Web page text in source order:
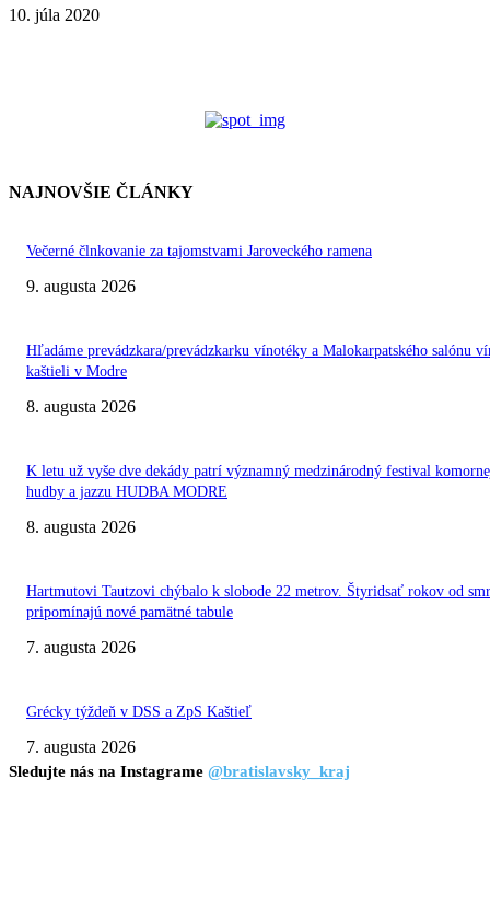
10. júla 2020
NAJNOVŠIE ČLÁNKY
Večerné člnkovanie za tajomstvami Jaroveckého ramena
9. augusta 2026
Hľadáme prevádzkara/prevádzkarku vínotéky a Malokarpatského salónu
kaštieli v Modre
8. augusta 2026
K letu už vyše dve dekády patrí významný medzinárodný festival
hudby a jazzu HUDBA MODRE
8. augusta 2026
Hartmutovi Tautzovi chýbalo k slobode 22 metrov. Štyridsať rokov od
pripomínajú nové pamätné tabule
7. augusta 2026
Grécky týždeň v DSS a ZpS Kaštieľ
7. augusta 2026
Sledujte nás na Instagrame @bratislavsky_kraj